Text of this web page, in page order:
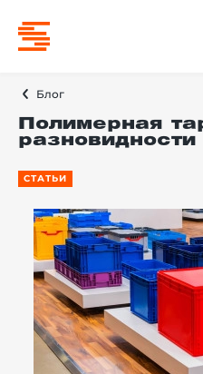
Блог
Полимерная
СТАТЬИ